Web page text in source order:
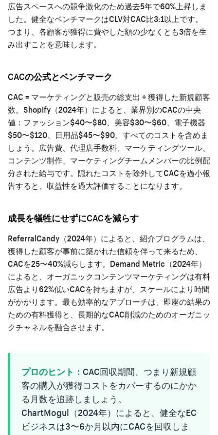
広告スペースへの競争激化のため過去5年で60%上昇しま
した。健全なベンチマークはCLV対CAC比3:1以上です。
つまり、各顧客が獲得に費やした額の少なくとも3倍を生
み出すことを意味します。
CACの公式とベンチマーク
CAC = マーケティングと販売の総支出 ÷ 獲得した新規顧客
数。Shopify（2024年）によると、業界別のCACの中央
値：ファッション$40〜$80、美容$30〜$60、電子機器
$50〜$120、日用品$45〜$90。すべてのコストを含めま
しょう。広告費、代理店手数料、マーケティングツール、
コンテンツ制作、マーケティングチームメンバーの比例配
分された給与です。隠れたコストを除外してCACを過小報
告すると、収益性を過大評価することになります。
成長を犠牲にせずにCACを減らす
ReferralCandy（2024年）によると、紹介プログラムは、
獲得した顧客が事前に築かれた信頼を伴って来るため、
CACを25〜40%減らします。Demand Metric（2024年）
によると、オーガニックコンテンツマーケティングは有料
広告より62%低いCACを持ちますが、スケールにより時間
がかかります。最も効率的なアプローチは、即座の結果の
ための有料獲得と、長期的なCAC削減のためのオーガニッ
クチャネルを融合させます。
プロのヒント： CAC回収期間、つまり新規顧
客の購入が獲得コストをカバーするのにかか
る月数を追跡しましょう。
ChartMogul（2024年）によると、健全なEC
ビジネスは3〜6か月以内にCACを回収しま